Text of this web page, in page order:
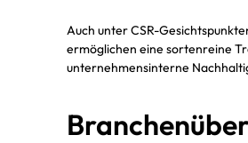
Auch unter CSR-
ermöglichen eine sortenreine
unternehmensinterne